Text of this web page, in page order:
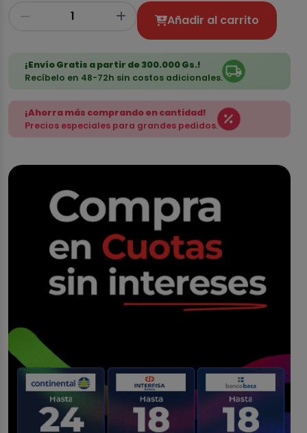
Añadir al carrito
¡Envío Gratis a partir de 300.000 Gs.!
Recíbelo en 48-72h sin costos adicionales.
¡Ahorra más comprando en cantidad!
Precios especiales para grandes pedidos.